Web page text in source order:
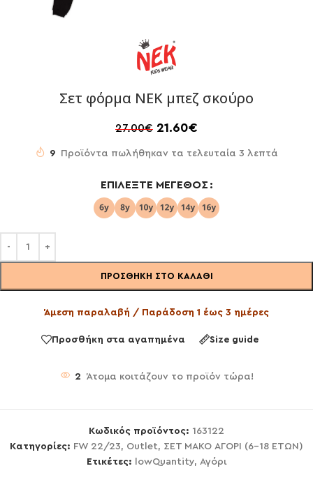
Σετ φόρμα NEK μπεζ σκούρο
27.00€ 21.60€
9 Προϊόντα πωλήθηκαν τα τελευταία 3 λεπτά
ΕΠΙΛΈΞΤΕ ΜΈΓΕΘΟΣ
ΠΡΟΣΘΉΚΗ ΣΤΟ ΚΑΛΆΘΙ
Άμεση παραλαβή / Παράδοση 1 έως 3 ημέρες
Προσθήκη στα αγαπημένα Size guide
2 Άτομα κοιτάζουν το προϊόν τώρα!
Κωδικός προϊόντος: 163122
Κατηγορίες: FW 22/23, Outlet, ΣΕΤ ΜΑΚΟ ΑΓΟΡΙ (6-18 ΕΤΩΝ)
Ετικέτες:
lowQuantity, Αγόρι